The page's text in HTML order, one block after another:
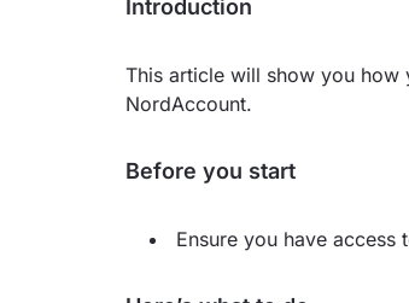
Introduction
This article will show you how
NordAccount.
Before you start
Ensure you have